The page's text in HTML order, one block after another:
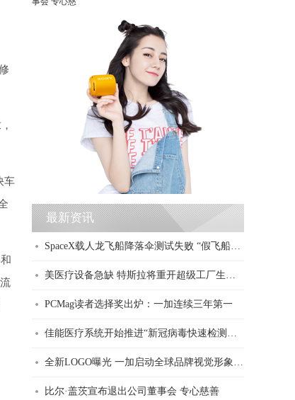
车
最新资讯
SpaceX载人龙飞船降落伞测试失败 “假飞船”高空坠毁
美医疗设备急缺 特斯拉将重开超级工厂生产呼吸机
PCMag读者选择奖出炉：一加连续三年第一
佳能医疗系统开始推进“新冠病毒快速检测系统”的研发与应用研究
全新LOGO曝光 一加启动全球品牌视觉形象升级
比尔·盖茨宣布退出公司董事会 专心慈善